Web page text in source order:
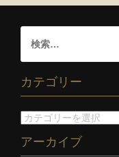
カテゴリー
アーカイブ